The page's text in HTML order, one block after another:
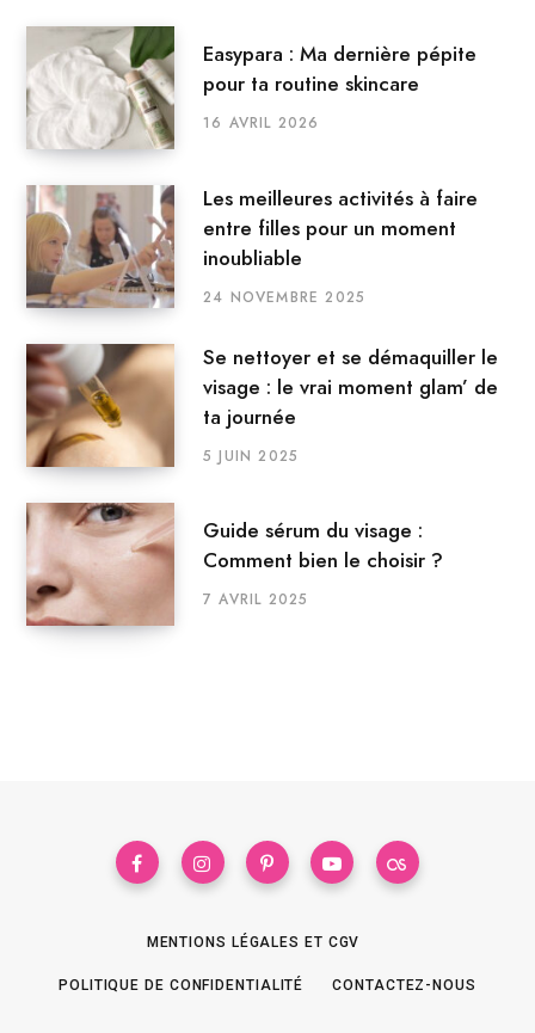
Easypara : Ma dernière pépite
pour ta routine skincare
16 AVRIL 2026
Les meilleures activités à faire
entre filles pour un moment
inoubliable
24 NOVEMBRE 2025
Se nettoyer et se démaquiller le
visage : le vrai moment glam’ de
ta journée
5 JUIN 2025
Guide sérum du visage :
Comment bien le choisir ?
7 AVRIL 2025
MENTIONS LÉGALES ET CGV
POLITIQUE DE CONFIDENTIALITÉ CONTACTEZ-NOUS